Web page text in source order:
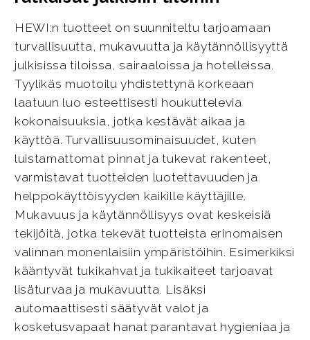
HEWI:n tuotteet on suunniteltu tarjoamaan
turvallisuutta, mukavuutta ja käytännöllisyyttä
julkisissa tiloissa, sairaaloissa ja hotelleissa.
Tyylikäs muotoilu yhdistettynä korkeaan
laatuun luo esteettisesti houkuttelevia
kokonaisuuksia, jotka kestävät aikaa ja
käyttöä. Turvallisuusominaisuudet, kuten
luistamattomat pinnat ja tukevat rakenteet,
varmistavat tuotteiden luotettavuuden ja
helppokäyttöisyyden kaikille käyttäjille.
Mukavuus ja käytännöllisyys ovat keskeisiä
tekijöitä, jotka tekevät tuotteista erinomaisen
valinnan monenlaisiin ympäristöihin. Esimerkiksi
kääntyvät tukikahvat ja tukikaiteet tarjoavat
lisäturvaa ja mukavuutta. Lisäksi
automaattisesti säätyvät valot ja
kosketusvapaat hanat parantavat hygieniaa ja